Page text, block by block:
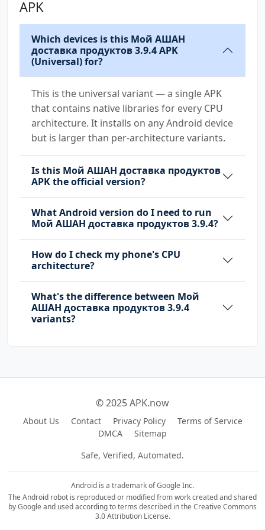
com.huawei.android.launcher.permission.READ_S
ETTINGS
com.huawei.android.launcher.permission.WRITE_
SETTINGS
com.majeur.launcher.permission.UPDATE_BADGE
com.oppo.launcher.permission.READ_SETTINGS
com.oppo.launcher.permission.WRITE_SETTINGS
com.sec.android.provider.badge.permission.REA
com.sec.android.provider.badge.permission.WRI
TE
com.sonyericsson.home.permission.BROADCAST_BA
DGE
com.sonymobile.home.permission.PROVIDER_INSER
T_BADGE
ru.myauchan.droid.DYNAMIC_RECEIVER_NOT_EXPORT
ED_PERMISSION
APK
Which devices is this Мой АШАН
доставка продуктов 3.9.4 APK
(Universal) for?
This is the universal variant — a single APK
that contains native libraries for every CPU
architecture. It installs on any Android device
but is larger than per-architecture variants.
Is this Мой АШАН доставка продуктов
APK the official version?
What Android version do I need to run
Мой АШАН доставка продуктов 3.9.4?
How do I check my phone's CPU
architecture?
What's the difference between Мой
АШАН доставка продуктов 3.9.4
variants?
© 2025 APK.now
About Us Contact Privacy Policy
Terms of Service
DMCA
Sitemap
Safe, Verified, Automated.
Android is a trademark of Google Inc.
The Android robot is reproduced or modified from work created and shared
by Google and used according to terms described in the Creative Commons
3.0 Attribution License.